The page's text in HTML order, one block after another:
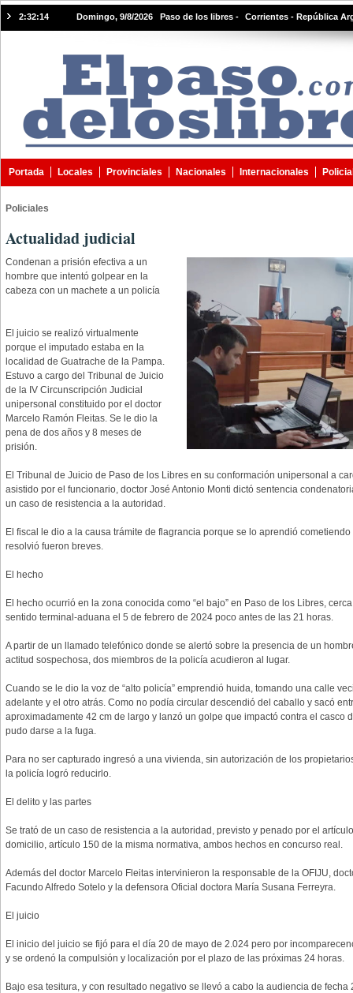
2:32:15 Domingo, 9/8/2026 Paso de los libres - Corrientes - República
Portada Locales Provinciales Nacionales Internacionales
Policiales
Actualidad judicial
Condenan a prisión efectiva a un
hombre que intentó golpear en la
cabeza con un machete a un policía
El juicio se realizó virtualmente
porque el imputado estaba en la
localidad de Guatrache de la Pampa.
Estuvo a cargo del Tribunal de Juicio
de la IV Circunscripción Judicial
unipersonal constituido por el doctor
Marcelo Ramón Fleitas. Se le dio la
pena de dos años y 8 meses de
prisión.
El Tribunal de Juicio de Paso de los Libres en su conformación unipersonal a
asistido por el funcionario, doctor José Antonio Monti dictó sentencia
un caso de resistencia a la autoridad.
El fiscal le dio a la causa trámite de flagrancia porque se lo aprendió
resolvió fueron breves.
El hecho
El hecho ocurrió en la zona conocida como “el bajo” en Paso de los Libres,
sentido terminal-aduana el 5 de febrero de 2024 poco antes de las 21 horas.
A partir de un llamado telefónico donde se alertó sobre la presencia de un
actitud sospechosa, dos miembros de la policía acudieron al lugar.
Cuando se le dio la voz de “alto policía” emprendió huida, tomando una calle
adelante y el otro atrás. Como no podía circular descendió del caballo y sacó
aproximadamente 42 cm de largo y lanzó un golpe que impactó contra el casco
pudo darse a la fuga.
Para no ser capturado ingresó a una vivienda, sin autorización de los
la policía logró reducirlo.
El delito y las partes
Se trató de un caso de resistencia a la autoridad, previsto y penado por el
domicilio, artículo 150 de la misma normativa, ambos hechos en concurso real.
Además del doctor Marcelo Fleitas intervinieron la responsable de la OFIJU,
Facundo Alfredo Sotelo y la defensora Oficial doctora María Susana Ferreyra.
El juicio
El inicio del juicio se fijó para el día 20 de mayo de 2.024 pero por
y se ordenó la compulsión y localización por el plazo de las próximas 24 horas.
Bajo esa tesitura, y con resultado negativo se llevó a cabo la audiencia de